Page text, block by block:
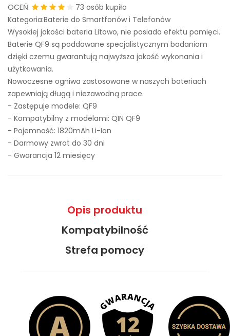
OCEŃ:
73 osób kupiło
Kategoria:Baterie do Smartfonów i Telefonów
Wysokiej jakości bateria Litowo, nie posiada efektu pamięci.
Baterie QF9 są poddawane specjalistycznym badaniom
dzięki czemu gwarantują najwyższa jakość wykonania i
użytkowania.
Nowoczesne ogniwa zastosowane w naszych bateriach
zapewniają długą i niezawodną prace.
- Zastępuje modele: QF9
- Kompatybilny z modelami: QIN QF9
- Pojemność: 1820mAh Li-Ion
- Darmowy zwrot do 30 dni
- Gwarancja 12 miesięcy
Opis produktu
Kompatybilność
Strefa pomocy